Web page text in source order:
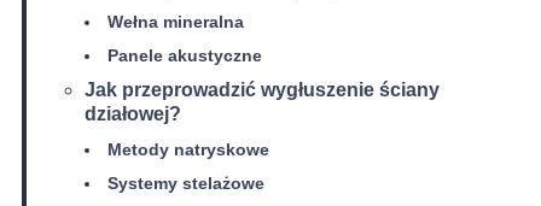
Wełna mineralna
Panele akustyczne
Jak przeprowadzić wygłuszenie ściany
działowej?
Metody natryskowe
Systemy stelażowe